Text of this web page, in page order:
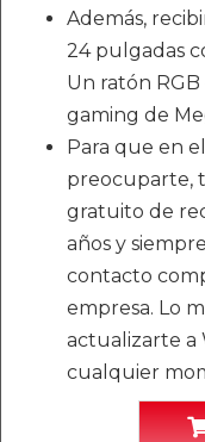
Además,
24 pulgadas
Un ratón
gaming de
Para que en
preocuparte,
gratuito de
años y
contacto
empresa. Lo
actualizarte a
cualquier